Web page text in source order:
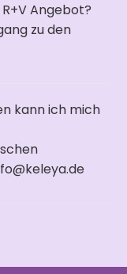
Angebot?
zu den
kann ich mich